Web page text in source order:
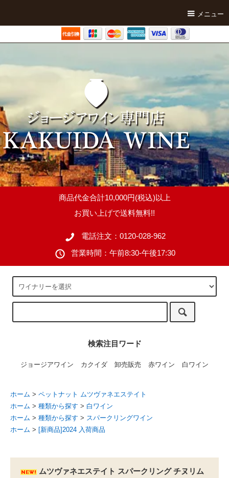
メニュー
商品代金合計10,000円(税込)以上
お買い上げで送料無料!!
電話注文：0120-028-962
営業時間：午前8:30-午後17:30
検索注目ワード
ジョージアワイン カクイダ 卸売販売 赤ワイン 白ワイン
ホーム > ペットナット ムツヴァネエステイト
ホーム > 種類から探す > 白ワイン
ホーム > 種類から探す > スパークリングワイン
ホーム > [新商品]2024 入荷商品
ムツヴァネエステイト スパークリング チヌリム